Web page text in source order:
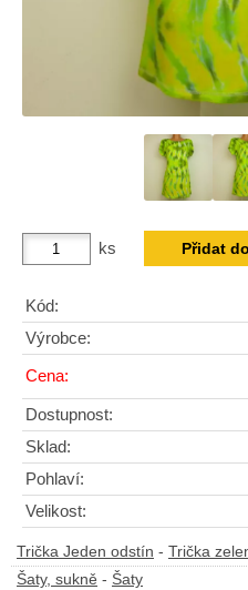
ks
Kód:
Výrobce:
Cena:
Dostupnost:
Sklad:
Pohlaví:
Velikost:
Trička Jeden odstín - Trička
Šaty, sukně - Šaty